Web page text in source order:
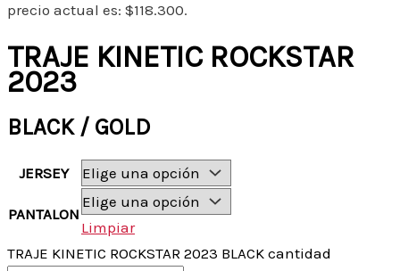
precio actual es: $118.300.
TRAJE KINETIC ROCKSTAR
2023
BLACK / GOLD
JERSEY
PANTALON
Limpiar
TRAJE KINETIC ROCKSTAR 2023 BLACK cantidad